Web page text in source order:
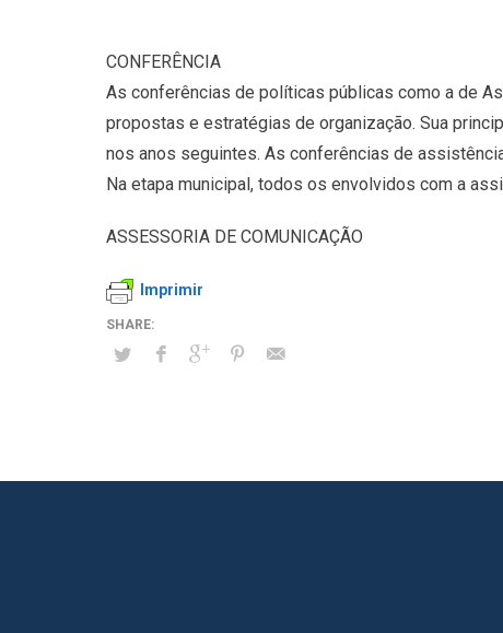
CONFERÊNCIA
As conferências de políticas públicas como a de
propostas e estratégias de organização. Sua
nos anos seguintes. As conferências de
Na etapa municipal, todos os envolvidos com a
ASSESSORIA DE COMUNICAÇÃO
Imprimir